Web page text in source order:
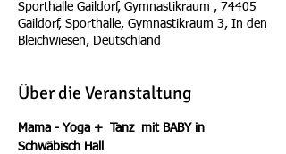
Sporthalle Gaildorf, Gymnastikraum , 74405
Gaildorf, Sporthalle, Gymnastikraum 3, In den
Bleichwiesen, Deutschland
Über die Veranstaltung
Mama - Yoga +  Tanz  mit BABY in
Schwäbisch Hall